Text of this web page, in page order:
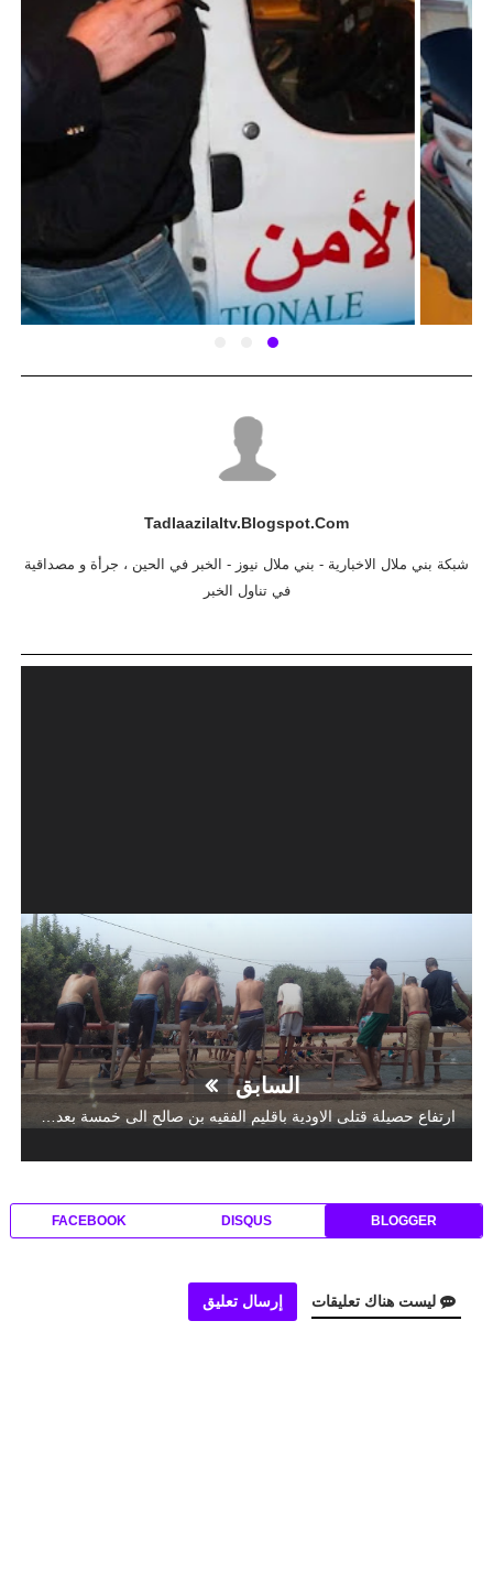
Tadlaazilaltv.blogspot.com
شبكة بني ملال الاخبارية - بني ملال نيوز - الخبر في الحين ، جرأة و مصداقية
في تناول الخبر
السابق
BLOGGER
DISQUS
FACEBOOK
ليست هناك تعليقات إرسال تعليق